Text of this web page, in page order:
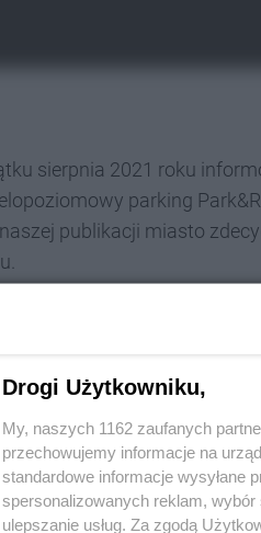
sierpnia 2021 roku
parking
publikacji miasto
przy stacji Tychy
Obiekt został
sieci
Ulic i Mostów w
Drogi Użytkowniku,
My, naszych 1162 zaufanych
przechowujemy informacje na
standardowe informacje wysyłane
spersonalizowanych reklam,
ulepszanie usług. Za zgodą